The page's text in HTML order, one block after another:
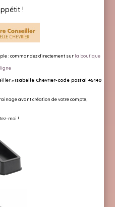
!
:commandez directement sur la boutique
»Isabelle Chevrier-code postal 45140
avant création de votre compte,
moi !